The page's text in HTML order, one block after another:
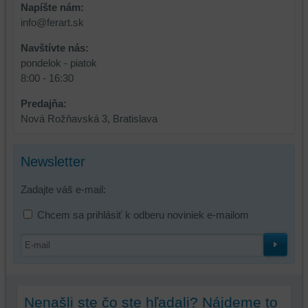
Napíšte nám:
info@ferart.sk
Navštívte nás:
pondelok - piatok
8:00 - 16:30
Predajňa:
Nová Rožňavská 3, Bratislava
Newsletter
Zadajte váš e-mail:
Chcem sa prihlásiť k odberu noviniek e-mailom
Nenašli ste čo ste hľadali? Nájdeme to
dosiahnutie
základnej
funkčnosti
platformy,
zážitku
prehliadania
a
ktoré
zlepšujú
váš
zážitok
z
ukladať
niektoré
preferencií
toho,
aby
mali
bez